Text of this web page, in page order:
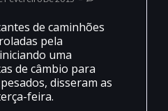
de caminhões
pela
uma
de câmbio para
disseram as
feira.